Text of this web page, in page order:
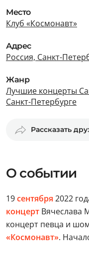
Место
Клуб «Космонавт»
Адрес
Россия, Санкт-
Жанр
Лучшие концерты
Санкт-Петербурге
Рассказать
О событии
19сентября 2022
концерт Вячеслава
концерт певца и
«Космонавт».